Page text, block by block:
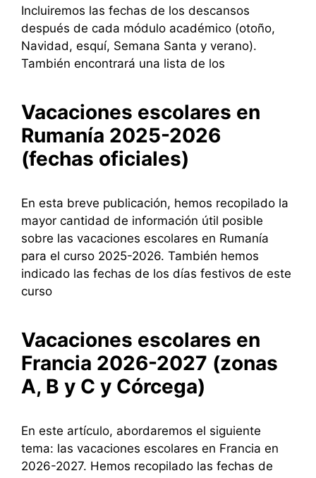
Incluiremos las fechas de los descansos
después de cada módulo académico (otoño,
Navidad, esquí, Semana Santa y verano).
También encontrará una lista de los
Vacaciones escolares en
Rumanía 2025-2026
(fechas oficiales)
En esta breve publicación, hemos recopilado la
mayor cantidad de información útil posible
sobre las vacaciones escolares en Rumanía
para el curso 2025-2026. También hemos
indicado las fechas de los días festivos de este
curso
Vacaciones escolares en
Francia 2026-2027 (zonas
A, B y C y Córcega)
En este artículo, abordaremos el siguiente
tema: las vacaciones escolares en Francia en
2026-2027. Hemos recopilado las fechas de